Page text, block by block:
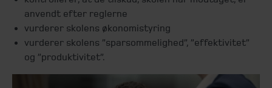
anvendt efter reglerne
vurderer skolens økonomistyring
vurderer skolens ”sparsommelighed”, ”effektivitet”
og ”produktivitet”.